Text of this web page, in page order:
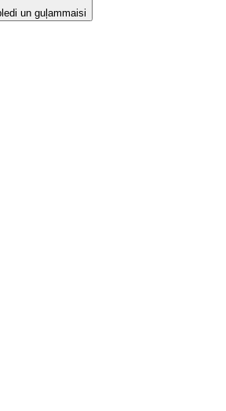
un guļammaisi